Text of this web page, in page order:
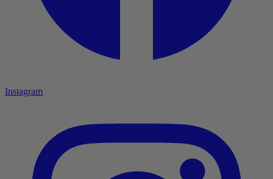
Instagram